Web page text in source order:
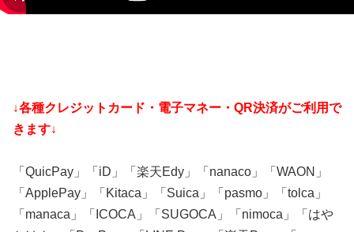
↓各種クレジットカード・電子マネー・QR決済がご利用で
きます↓
「QuicPay」「iD」「楽天Edy」「nanaco」「WAON」
「ApplePay」「Kitaca」「Suica」「pasmo」「tolca」
「manaca」「ICOCA」「SUGOCA」「nimoca」「はや